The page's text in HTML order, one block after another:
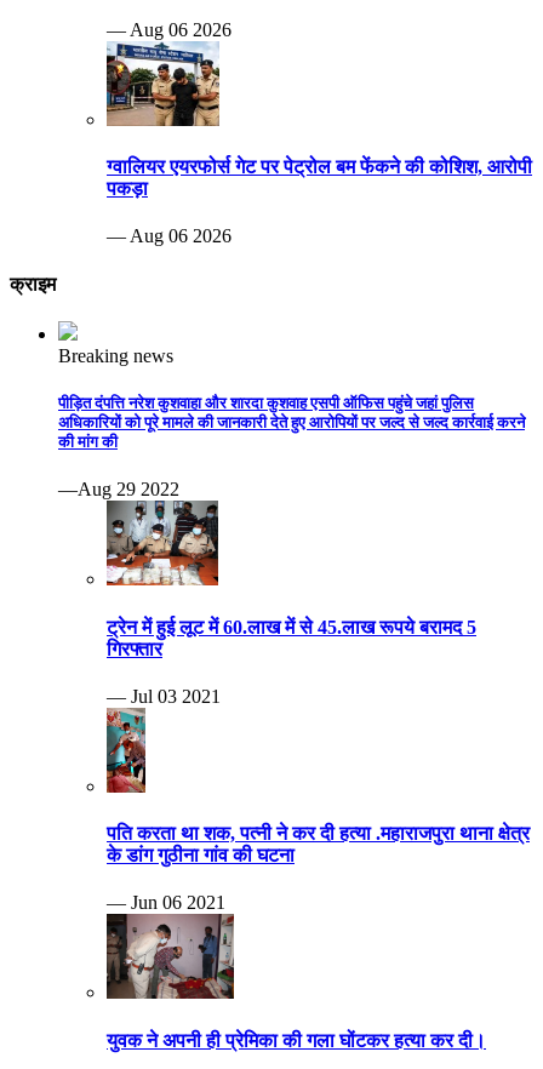
— Aug 06 2026
ग्वालियर एयरफोर्स गेट पर पेट्रोल बम फेंकने की कोशिश, आरोपी
पकड़ा
— Aug 06 2026
क्राइम
Breaking news
पीड़ित दंपत्ति नरेश कुशवाहा और शारदा कुशवाह एसपी ऑफिस पहुंचे जहां पुलिस
अधिकारियों को पूरे मामले की जानकारी देते हुए आरोपियों पर जल्द से जल्द कार्रवाई करने
की मांग की
—Aug 29 2022
ट्रेन में हुई लूट में 60.लाख में से 45.लाख रूपये बरामद 5
गिरफ्तार
— Jul 03 2021
पति करता था शक, पत्नी ने कर दी हत्या .महाराजपुरा थाना क्षेत्र
के डांग गुठीना गांव की घटना
— Jun 06 2021
युवक ने अपनी ही प्रेमिका की गला घोंटकर हत्या कर दी।